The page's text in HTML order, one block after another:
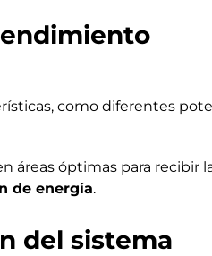
como diferentes
áreas óptimas para
de energía.
del sistema